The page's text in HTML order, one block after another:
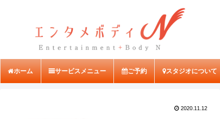
ホーム サービスメニュー ご予約 スタジオについて
2020.11.12